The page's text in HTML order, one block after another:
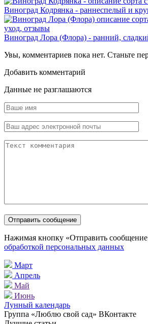
Виноград Кодрянка - раннеспелый и
Виноград Лора (Флора) - ранний,
Увы, комментариев пока нет. Станьте
Добавить комментарий
Данные не разглашаются
Нажимая кнопку «Отправить
обработкой персональных данных
Март
Апрель
Май
Июнь
Лунный календарь
Группа «Люблю свой сад» ВКонтакте